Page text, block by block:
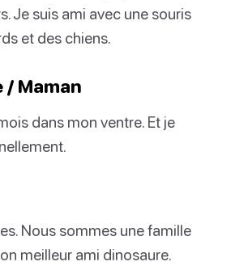
Je suis ami avec une souris
et des chiens.
/ Maman
dans mon ventre. Et je
Nous sommes une famille
meilleur ami dinosaure.